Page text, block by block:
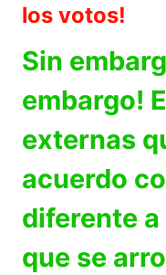
los votos!
Sin
embargo!
externas
acuerdo
diferente a
que se